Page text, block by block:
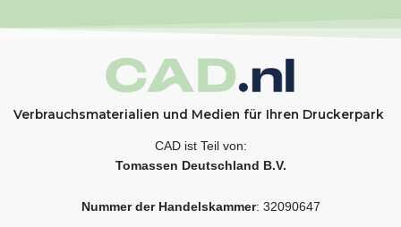
Verbrauchsmaterialien und Medien für Ihren Druckerpark
CAD ist Teil von:
Tomassen Deutschland B.V.
Nummer der Handelskammer: 32090647